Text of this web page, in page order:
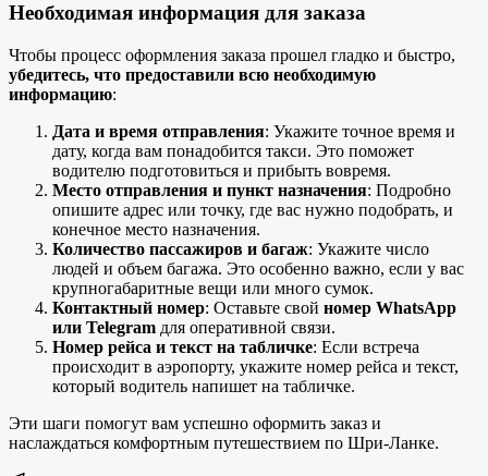
Необходимая информация для заказа
Чтобы процесс оформления заказа прошел гладко и быстро,
убедитесь, что предоставили всю необходимую
информацию:
Дата и время отправления: Укажите точное время и
дату, когда вам понадобится такси. Это поможет
водителю подготовиться и прибыть вовремя.
Место отправления и пункт назначения: Подробно
опишите адрес или точку, где вас нужно подобрать, и
конечное место назначения.
Количество пассажиров и багаж: Укажите число
людей и объем багажа. Это особенно важно, если у вас
крупногабаритные вещи или много сумок.
Контактный номер: Оставьте свой номер WhatsApp
или Telegram для оперативной связи.
Номер рейса и текст на табличке: Если встреча
происходит в аэропорту, укажите номер рейса и текст,
который водитель напишет на табличке.
Эти шаги помогут вам успешно оформить заказ и
наслаждаться комфортным путешествием по Шри-Ланке.